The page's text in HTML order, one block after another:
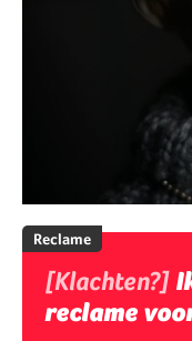
Reclame
[Klachten?]
reclame